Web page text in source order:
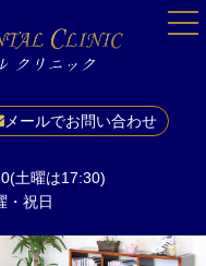
メールでお問い合わせ
土曜は17:30)
・祝日
HOME